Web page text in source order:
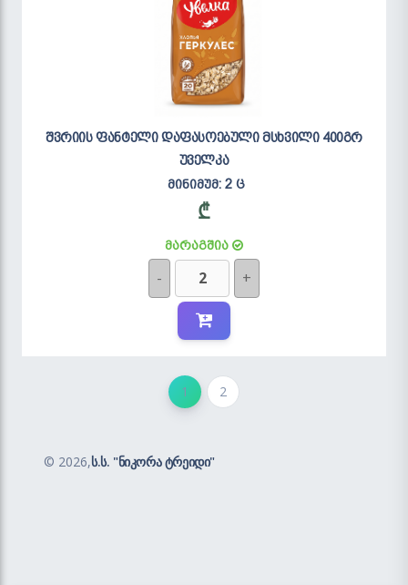
შვრიის ფანტელი დაფასოებული მსხვილი 400გრ
უველკა
მინიმუმ: 2 ც
₾
მარაგშია
- +
1 2
© 2026,ს.ს. "ნიკორა ტრეიდი"